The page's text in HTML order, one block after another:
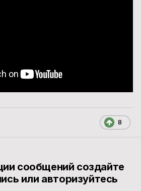
8
сообщений создайте
или авторизуйтесь